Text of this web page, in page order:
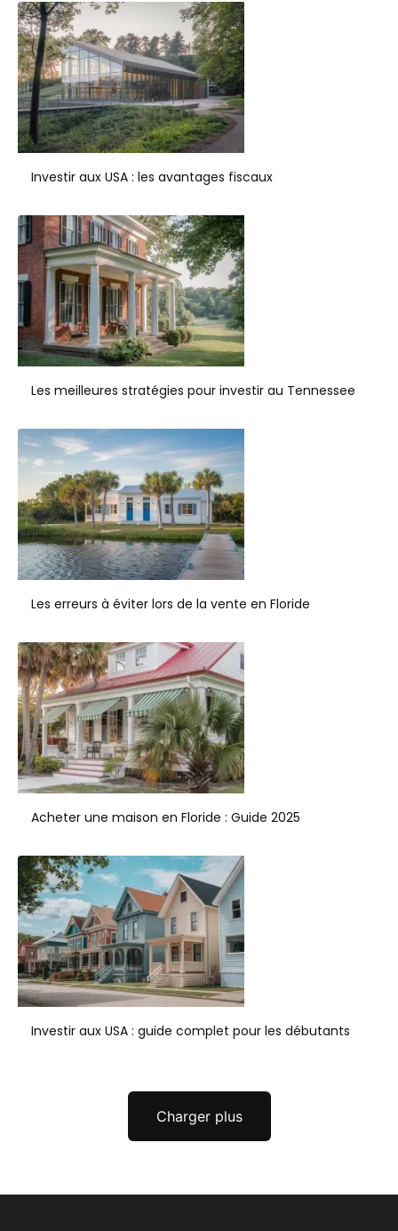
Investir aux USA : les avantages fiscaux
Les meilleures stratégies pour investir au Tennessee
Les erreurs à éviter lors de la vente en Floride
Acheter une maison en Floride : Guide 2025
Investir aux USA : guide complet pour les débutants
Charger plus